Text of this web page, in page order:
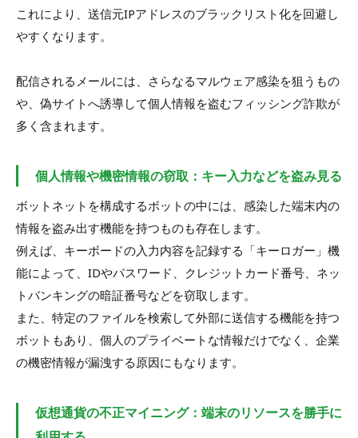
これにより、送信元IPアドレスのブラックリスト化を回避し
やすくなります。
配信されるメールには、さらなるマルウェア感染を狙うもの
や、偽サイトへ誘導して個人情報を盗むフィッシング詐欺が
多く含まれます。
個人情報や機密情報の窃取：キー入力などを盗み見る
ボットネットを構成するボットの中には、感染した端末内の
情報を盗み出す機能を持つものも存在します。
例えば、キーボードの入力内容を記録する「キーロガー」機
能によって、IDやパスワード、クレジットカード番号、ネッ
トバンキングの暗証番号などを窃取します。
また、特定のファイルを検索して外部に送信する機能を持つ
ボットもあり、個人のプライベートな情報だけでなく、企業
の機密情報が漏洩する原因にもなります。
仮想通貨の不正マイニング：端末のリソースを勝手に